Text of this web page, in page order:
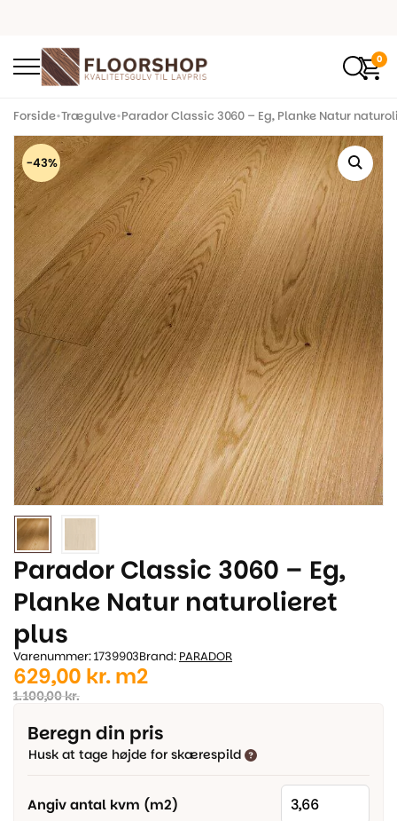
0
Forside•Trægulve•Parador Classic 3060 – Eg, Planke Natur
-43%
Parador Classic 3060 – Eg,
Planke Natur naturolieret
plus
Varenummer: 1739903Brand: PARADOR
1.100,00kr.
Den
oprindelige
pris
var:
629,00 kr.
Den
aktuelle
pris
er:
m2
Beregn din pris
Husk at tage højde for skærespild
Angiv antal kvm (m2)